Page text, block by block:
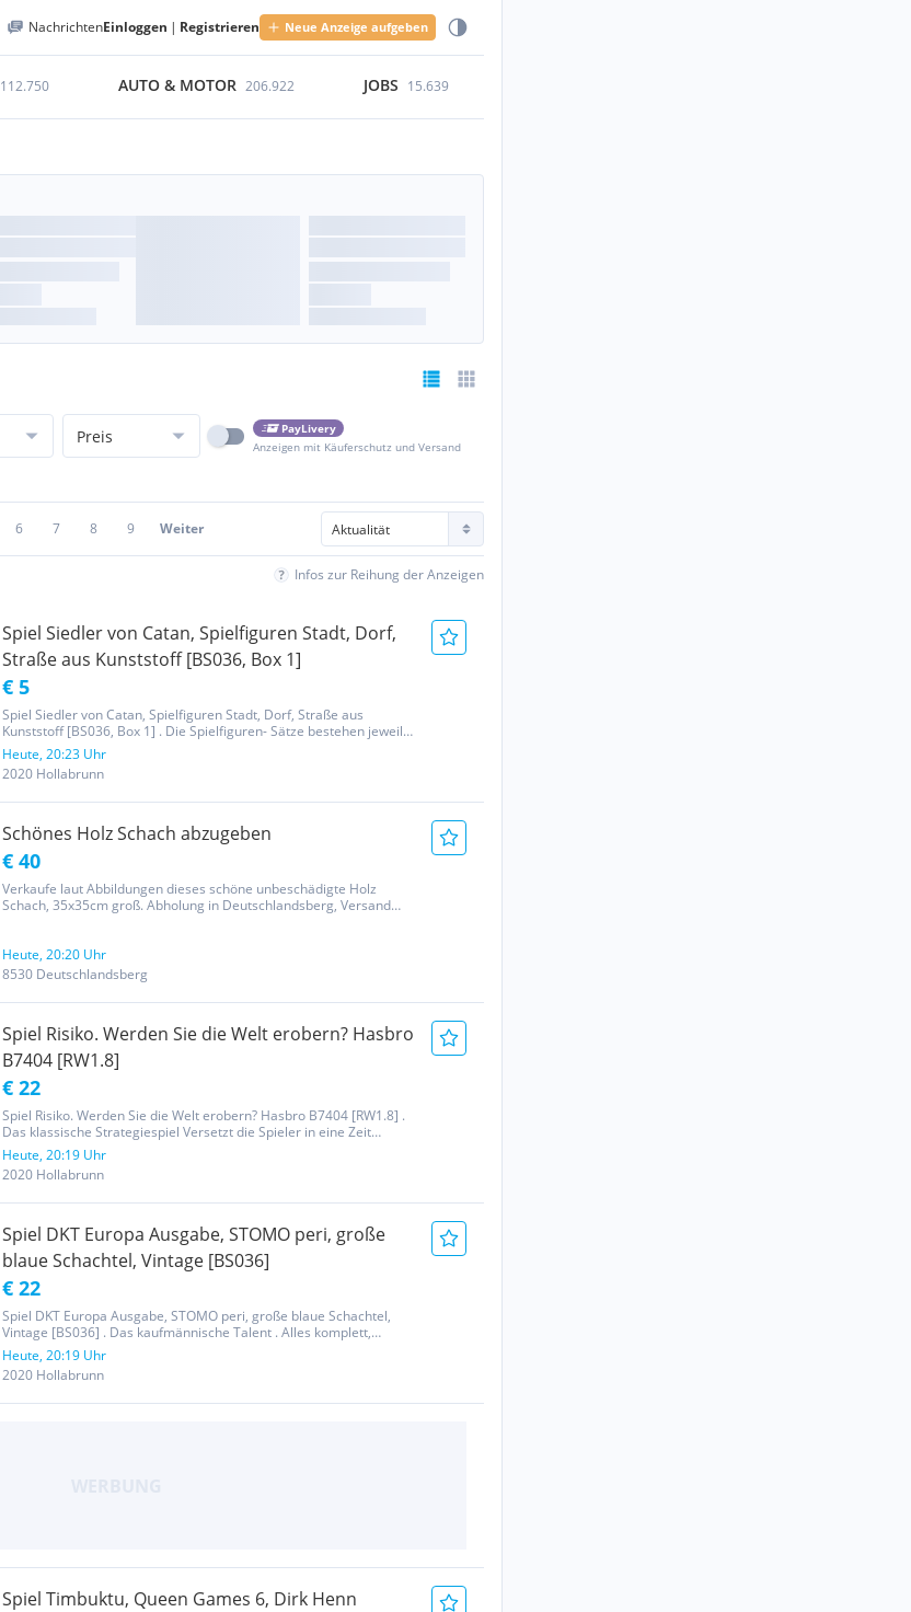
NachrichtenEinloggen | Registrieren Neue Anzeige aufgeben
112.750 AUTO & MOTOR 206.922 JOBS 15.639
Preis
PayLivery
Anzeigen mit Käuferschutz und Versand
6 7 8 9 Weiter
Infos zur Reihung der Anzeigen
Spiel Siedler von Catan, Spielfiguren Stadt, Dorf,
Straße aus Kunststoff [BS036, Box 1]
€ 5
Spiel Siedler von Catan, Spielfiguren Stadt, Dorf, Straße aus
Kunststoff [BS036, Box 1] . Die Spielfiguren- Sätze bestehen jeweils
aus 4x Stadt, 5x Dorf und 12x Straße . Der Preis bezieht sich auf
einen Satz. Einzelteile auf Anfrage. . 1x Satz grün 1x...
Heute, 20:23 Uhr
2020 Hollabrunn
Schönes Holz Schach abzugeben
€ 40
Verkaufe laut Abbildungen dieses schöne unbeschädigte Holz
Schach, 35x35cm groß. Abholung in Deutschlandsberg, Versand
Heute, 20:20 Uhr
8530 Deutschlandsberg
Spiel Risiko. Werden Sie die Welt erobern? Hasbro
B7404 [RW1.8]
€ 22
Spiel Risiko. Werden Sie die Welt erobern? Hasbro B7404 [RW1.8] .
Das klassische Strategiespiel Versetzt die Spieler in eine Zeit
mächtiger Befehlshaber, wagemutiger Feldzüge und tragischer
Kapitulationen Armeen taktisch klug bewegen, um Gebiete zu...
Heute, 20:19 Uhr
2020 Hollabrunn
Spiel DKT Europa Ausgabe, STOMO peri, große
blaue Schachtel, Vintage [BS036]
€ 22
Spiel DKT Europa Ausgabe, STOMO peri, große blaue Schachtel,
Vintage [BS036] . Das kaufmännische Talent . Alles komplett,
unbespielter Eindruck, Spielplan aus Kunststoff, Häuser aus
dickwandigem Kunststoff, neutrale Geldscheine (kein Euro).
Heute, 20:19 Uhr
2020 Hollabrunn
Spiel Timbuktu, Queen Games 6, Dirk Henn